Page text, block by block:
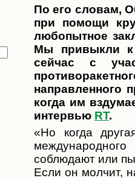
По его словам,
при помощи
любопытное
Мы привыкли к
сейчас с
направленного
когда им
интервью RT.
«Но когда
соблюдают или
Если он молчит,